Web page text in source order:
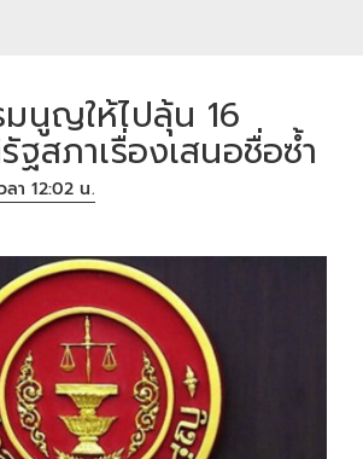
มนูญให้ไปลุ้น 16
สภาเรื่องเสนอชื่อซ้ำ
า 12:02 น.